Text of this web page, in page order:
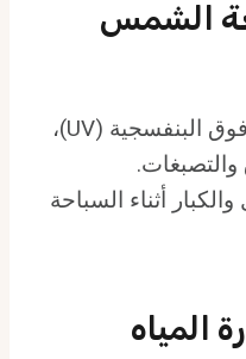
الشمس
– تقلل من التعرض للأشعة فوق البنفسجية (UV)،
أثناء السباحة